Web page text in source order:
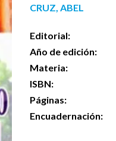
CRUZ, ABEL
Editorial:
Año de edición:
Materia:
ISBN:
Páginas:
Encuadernación: